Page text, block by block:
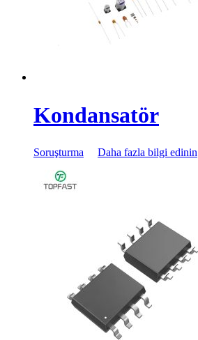
Kondansatör
Soruşturma Daha fazla bilgi edinin